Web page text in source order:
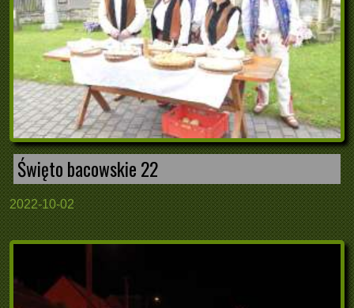
Święto bacowskie 22
2022-10-02